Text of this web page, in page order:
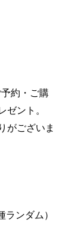
約・ご購
ゼント。
がございま
ンダム）